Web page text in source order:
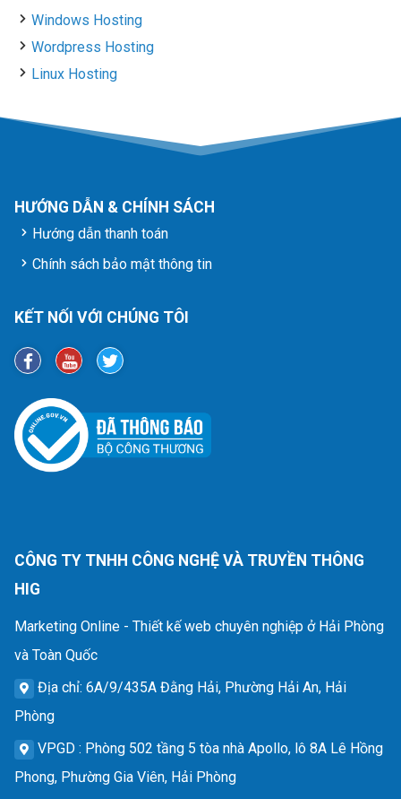
Windows Hosting
Wordpress Hosting
Linux Hosting
HƯỚNG DẪN & CHÍNH SÁCH
Hướng dẫn thanh toán
Chính sách bảo mật thông tin
KẾT NỐI VỚI CHÚNG TÔI
CÔNG TY TNHH CÔNG NGHỆ VÀ TRUYỀN THÔNG
HIG
Marketing Online - Thiết kế web chuyên nghiệp ở Hải Phòng
và Toàn Quốc
Địa chỉ: 6A/9/435A Đằng Hải, Phường Hải An, Hải
Phòng
VPGD : Phòng 502 tầng 5 tòa nhà Apollo, lô 8A Lê Hồng
Phong, Phường Gia Viên, Hải Phòng